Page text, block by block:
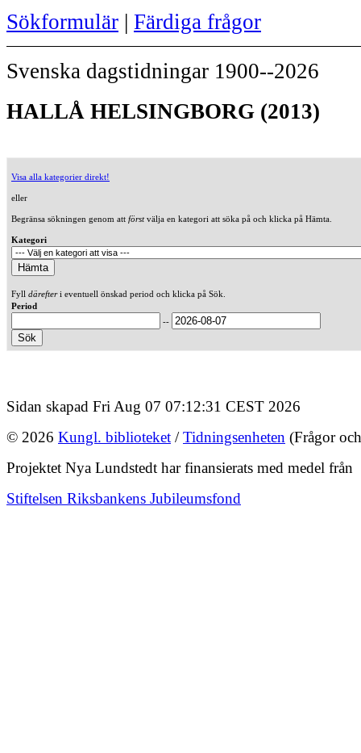
Sökformulär | Färdiga frågor
Svenska dagstidningar 1900--2026
HALLÅ HELSINGBORG (2013)
Visa alla kategorier direkt!
eller
Begränsa sökningen genom att förstvälja en kategori att söka på och klicka på Hämta.
Kategori
Fyll därefteri eventuell önskad period och klicka på Sök.
Period
--
Sidan skapad Fri Aug 07 07:12:31 CEST 2026
© 2026 Kungl. biblioteket /Tidningsenheten (Frågor
Projektet Nya Lundstedt har finansierats med medel från
Stiftelsen Riksbankens Jubileumsfond